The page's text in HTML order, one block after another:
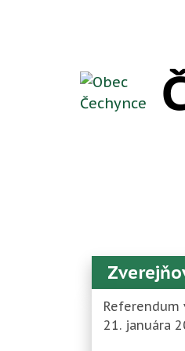
Referendum
21. januára